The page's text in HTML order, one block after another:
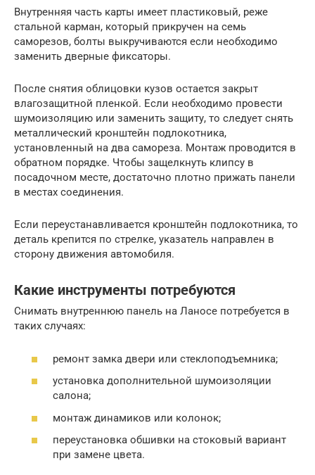
Внутренняя часть карты имеет пластиковый, реже
стальной карман, который прикручен на семь
саморезов, болты выкручиваются если необходимо
заменить дверные фиксаторы.
После снятия облицовки кузов остается закрыт
влагозащитной пленкой. Если необходимо провести
шумоизоляцию или заменить защиту, то следует снять
металлический кронштейн подлокотника,
установленный на два самореза. Монтаж проводится в
обратном порядке. Чтобы защелкнуть клипсу в
посадочном месте, достаточно плотно прижать панели
в местах соединения.
Если переустанавливается кронштейн подлокотника, то
деталь крепится по стрелке, указатель направлен в
сторону движения автомобиля.
Какие инструменты потребуются
Снимать внутреннюю панель на Ланосе потребуется в
таких случаях:
ремонт замка двери или стеклоподъемника;
установка дополнительной шумоизоляции
салона;
монтаж динамиков или колонок;
переустановка обшивки на стоковый вариант
при замене цвета.